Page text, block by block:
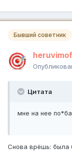
Бывший советник
heruvimof
Цитата
мне на нее
Снова врёшь: была